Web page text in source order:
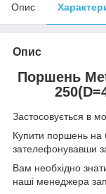
Опис
Опис
Поршень
Застосовується в
Купити поршень на
зателефонувавши
Вам необхідно
наші менеджера